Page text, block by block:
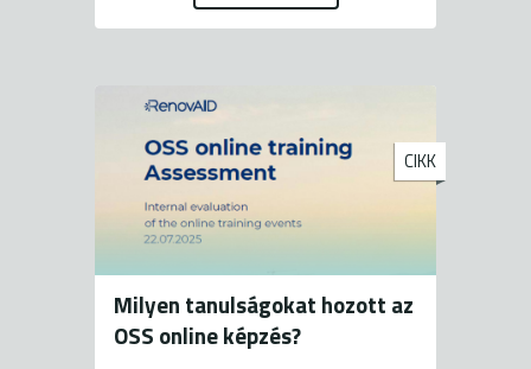
CIKK
Milyen tanulságokat hozott az
OSS online képzés?